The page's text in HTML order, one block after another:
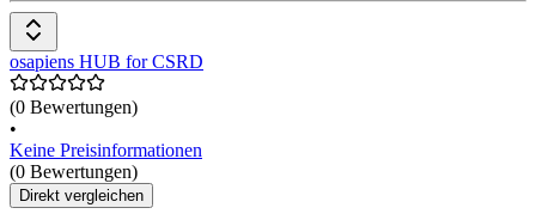
osapiens HUB for CSRD
(0 Bewertungen)
•
Keine Preisinformationen
(0 Bewertungen)
Direkt vergleichen